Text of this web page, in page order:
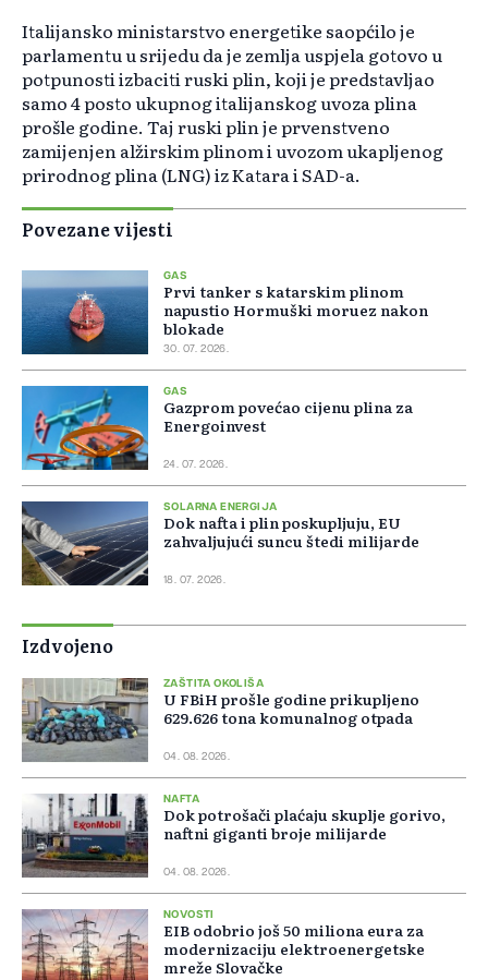
Italijansko ministarstvo energetike saopćilo je
parlamentu u srijedu da je zemlja uspjela gotovo u
potpunosti izbaciti ruski plin, koji je predstavljao
samo 4 posto ukupnog italijanskog uvoza plina
prošle godine. Taj ruski plin je prvenstveno
zamijenjen alžirskim plinom i uvozom ukapljenog
prirodnog plina (LNG) iz Katara i SAD-a.
Povezane vijesti
GAS
Prvi tanker s katarskim plinom
napustio Hormuški moruez nakon
blokade
30. 07. 2026.
GAS
Gazprom povećao cijenu plina za
Energoinvest
24. 07. 2026.
SOLARNA ENERGIJA
Dok nafta i plin poskupljuju, EU
zahvaljujući suncu štedi milijarde
18. 07. 2026.
Izdvojeno
ZAŠTITA OKOLIŠA
U FBiH prošle godine prikupljeno
629.626 tona komunalnog otpada
04. 08. 2026.
NAFTA
Dok potrošači plaćaju skuplje gorivo,
naftni giganti broje milijarde
04. 08. 2026.
NOVOSTI
EIB odobrio još 50 miliona eura za
modernizaciju elektroenergetske
mreže Slovačke